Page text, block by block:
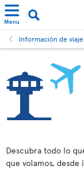
Menu
Información de viaje
Descubra todo lo
que volamos,